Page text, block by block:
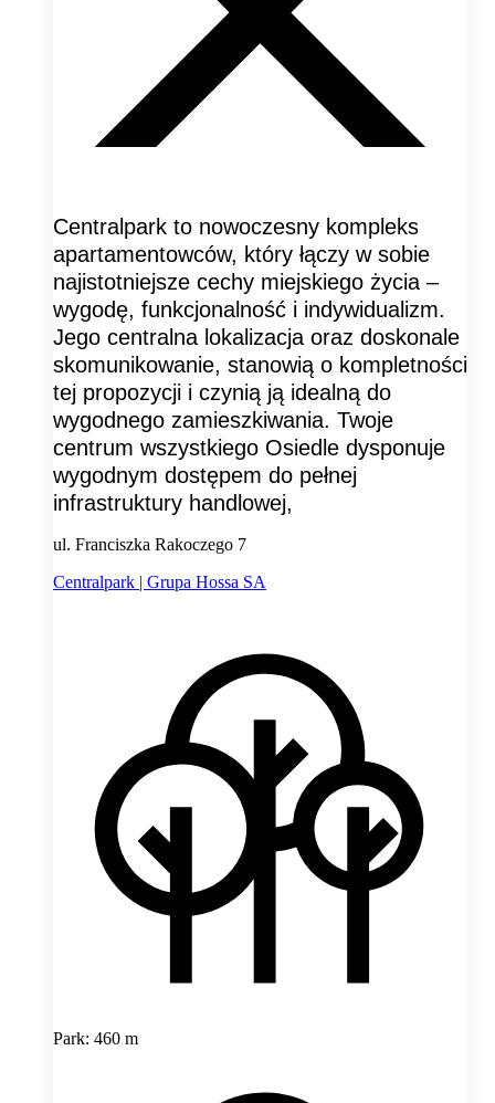
Centralpark to nowoczesny kompleks
apartamentowców, który łączy w sobie
najistotniejsze cechy miejskiego życia –
wygodę, funkcjonalność i indywidualizm.
Jego centralna lokalizacja oraz doskonale
skomunikowanie, stanowią o kompletności
tej propozycji i czynią ją idealną do
wygodnego zamieszkiwania. Twoje
centrum wszystkiego Osiedle dysponuje
wygodnym dostępem do pełnej
infrastruktury handlowej,
ul. Franciszka Rakoczego 7
Centralpark | Grupa Hossa SA
Park: 460 m